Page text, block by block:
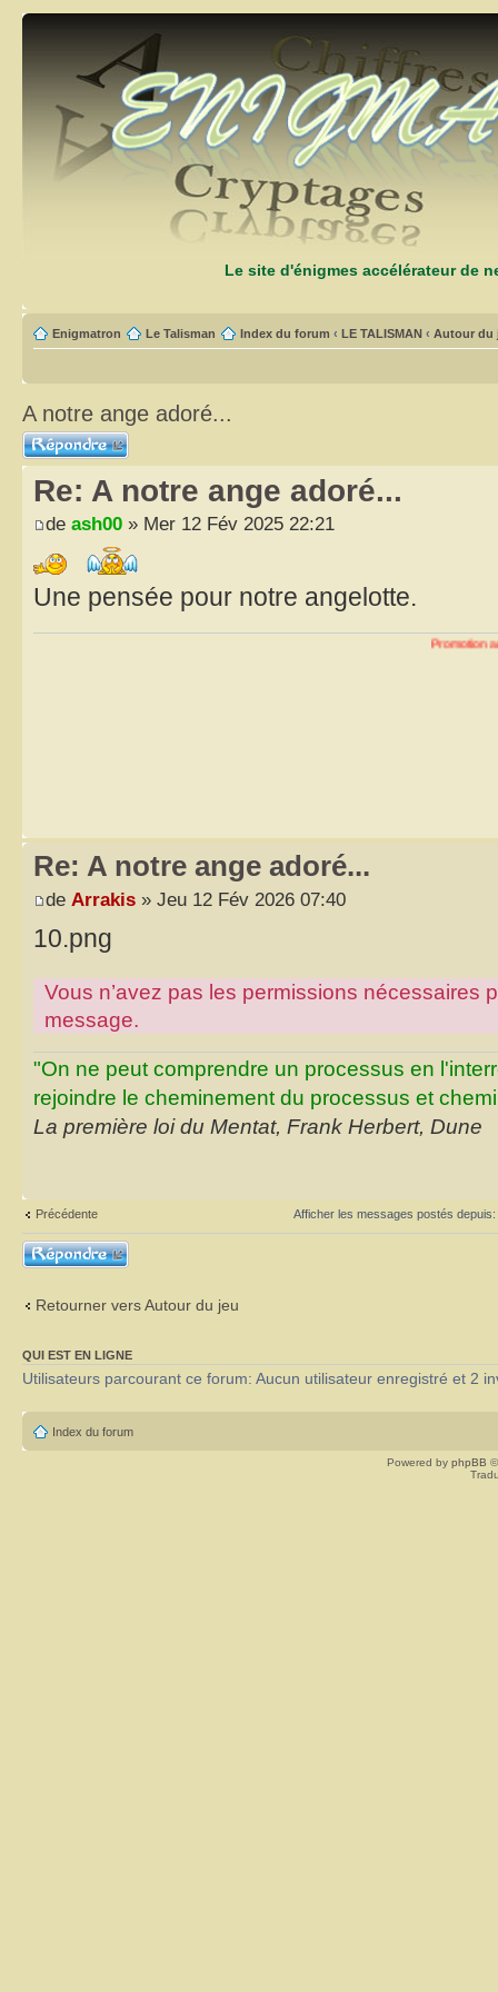
Le site d'énigmes accélérateur de
Enigmatron Le Talisman Index du forum ‹ LE TALISMAN ‹ Autour du
A notre ange adoré...
Répondre
Re: A notre ange adoré...
de ash00 » Mer 12 Fév 2025 22:21
Une pensée pour notre angelotte.
Promotion au
Re: A notre ange adoré...
de Arrakis » Jeu 12 Fév 2026 07:40
10.png
Vous n’avez pas les permissions nécessaires
message.
"On ne peut comprendre un processus en
rejoindre le cheminement du processus et
La première loi du Mentat, Frank Herbert, Dune
Précédente Afficher les messages postés depuis:
Répondre
Retourner vers Autour du jeu
QUI EST EN LIGNE
Utilisateurs parcourant ce forum: Aucun utilisateur enregistré et 2
Index du forum
Powered by phpBB